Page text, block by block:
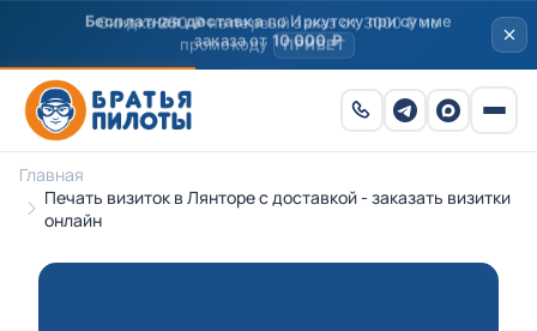
Скидка250 ₽на первый заказ от 3000 ₽ по
промокоду
ПРИВЕТ
Главная
Печать визиток в Лянторе с доставкой - заказать визитки
онлайн